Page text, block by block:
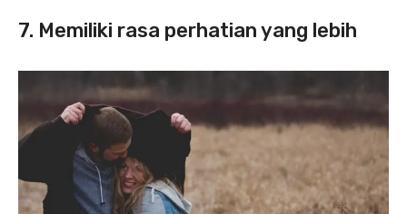
7. Memiliki rasa perhatian yang lebih